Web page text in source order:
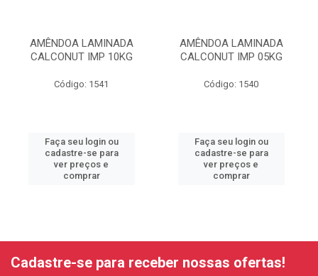
AMÊNDOA LAMINADA
CALCONUT IMP 10KG
Código: 1541
Faça seu login ou
cadastre-se para
ver preços e
comprar
AMÊNDOA LAMINADA
CALCONUT IMP 05KG
Código: 1540
Faça seu login ou
cadastre-se para
ver preços e
comprar
Cadastre-se para receber nossas ofertas!